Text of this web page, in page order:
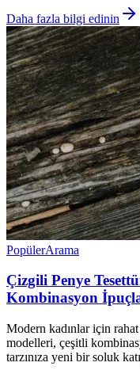
Daha fazla bilgi edinin
PopülerArama
Çizgili Penye
Kombinasyon
Modern kadınlar için
modelleri, çeşitli
tarzınıza yeni bir soluk